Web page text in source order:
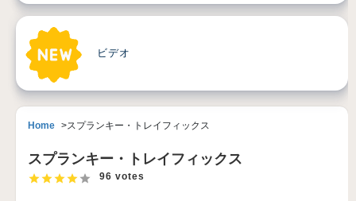
ビデオ
Home スプランキー・トレイフィックス
スプランキー・トレイフィックス
96 votes